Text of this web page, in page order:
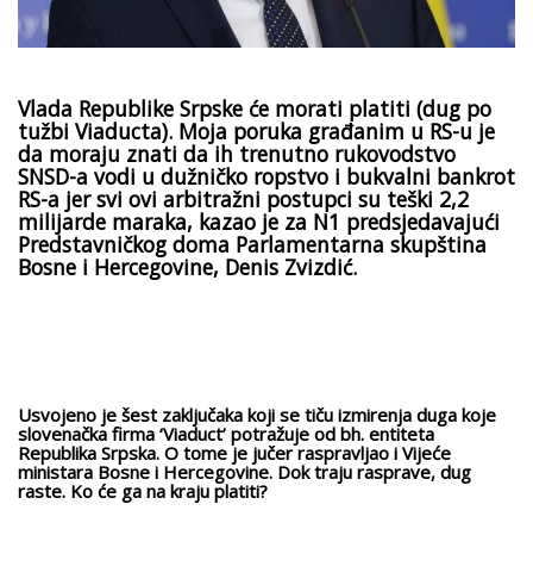
Vlada Republike Srpske će morati platiti (dug po
tužbi Viaducta). Moja poruka građanim u RS-u je
da moraju znati da ih trenutno rukovodstvo
SNSD-a vodi u dužničko ropstvo i bukvalni bankrot
RS-a jer svi ovi arbitražni postupci su teški 2,2
milijarde maraka, kazao je za N1 predsjedavajući
Predstavničkog doma Parlamentarna skupština
Bosne i Hercegovine, Denis Zvizdić.
Usvojeno je šest zaključaka koji se tiču izmirenja duga koje
slovenačka firma ‘Viaduct’ potražuje od bh. entiteta
Republika Srpska. O tome je jučer raspravljao i Vijeće
ministara Bosne i Hercegovine. Dok traju rasprave, dug
raste. Ko će ga na kraju platiti?